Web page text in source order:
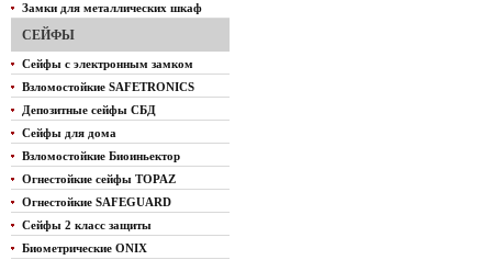
Замки для металлических шкаф
СЕЙФЫ
Сейфы с электронным замком
Взломостойкие SAFETRONICS
Депозитные сейфы СБД
Сейфы для дома
Взломостойкие Биоиньектор
Огнестойкие сейфы TOPAZ
Огнестойкие SAFEGUARD
Сейфы 2 класс защиты
Биометрические ONIX